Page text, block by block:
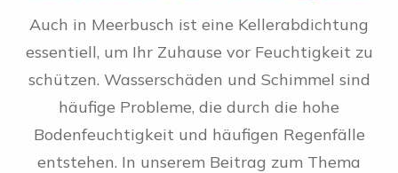
Auch in Meerbusch ist eine Kellerabdichtung
essentiell, um Ihr Zuhause vor Feuchtigkeit zu
schützen. Wasserschäden und Schimmel sind
häufige Probleme, die durch die hohe
Bodenfeuchtigkeit und häufigen Regenfälle
entstehen. In unserem Beitrag zum Thema